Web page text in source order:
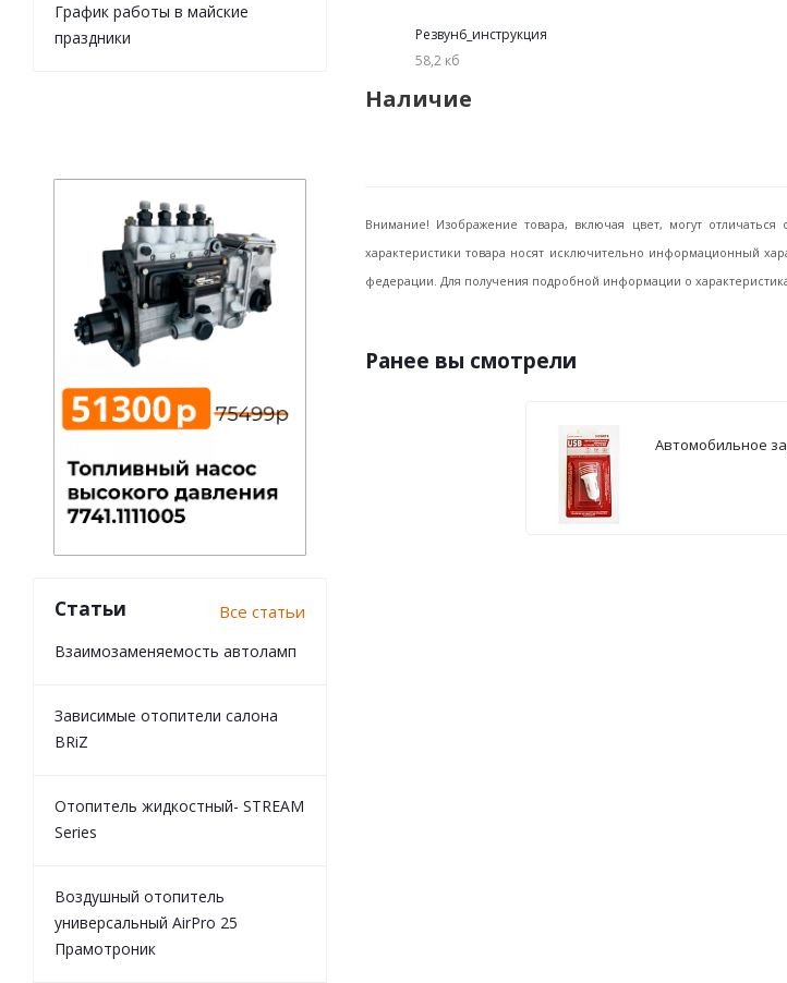
Резвун6_инструкция
58,2 кб
Наличие
Внимание! Изображение товара, включая цвет, могут
характеристики товара носят исключительно информационный
федерации. Для получения подробной информации о
Ранее вы смотрели
Автомобильное
График работы в майские
праздники
Статьи Все статьи
Взаимозаменяемость автоламп
Зависимые отопители салона
BRiZ
Отопитель жидкостный- STREAM
Series
Воздушный отопитель
универсальный AirPro 25
Прамотроник